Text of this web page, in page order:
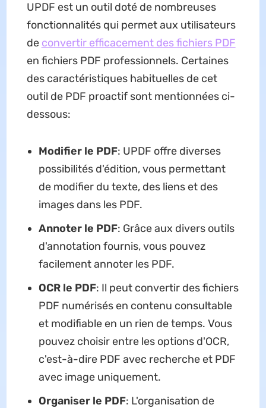
UPDF est un outil doté de nombreuses
fonctionnalités qui permet aux utilisateurs
de convertir efficacement des fichiers PDF
en fichiers PDF professionnels. Certaines
des caractéristiques habituelles de cet
outil de PDF proactif sont mentionnées ci-
dessous:
Modifier le PDF: UPDF offre diverses
possibilités d'édition, vous permettant
de modifier du texte, des liens et des
images dans les PDF.
Annoter le PDF: Grâce aux divers outils
d'annotation fournis, vous pouvez
facilement annoter les PDF.
OCR le PDF: Il peut convertir des fichiers
PDF numérisés en contenu consultable
et modifiable en un rien de temps. Vous
pouvez choisir entre les options d'OCR,
c'est-à-dire PDF avec recherche et PDF
avec image uniquement.
Organiser le PDF: L'organisation de